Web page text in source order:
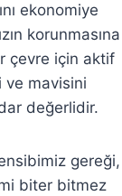
ekonomiye
korunmasına
çevre için aktif
ve mavisini
değerlidir.
gereği,
biter bitmez